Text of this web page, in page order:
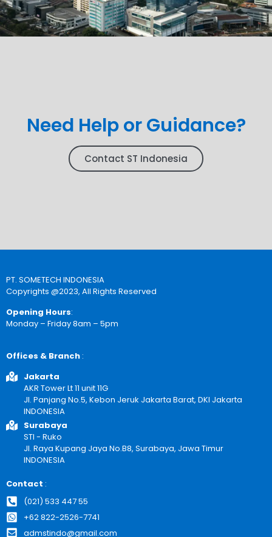
Need Help or Guidance?
Contact ST Indonesia
PT. SOMETECH INDONESIA
Copyrights @2023, All Rights Reserved
Opening Hours:
Monday – Friday 8am – 5pm
Offices & Branch :
Jakarta
AKR Tower Lt 11 unit 11G
Jl. Panjang No.5, Kebon Jeruk Jakarta Barat, DKI Jakarta
INDONESIA
Surabaya
STI - Ruko
Jl. Raya Kupang Jaya No.B8, Surabaya, Jawa Timur
INDONESIA
Contact :
(021) 533 447 55
+62 822-2526-7741
admstindo@gmail.com